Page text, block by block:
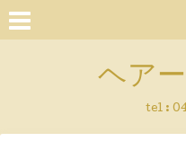
ヘア
tel :